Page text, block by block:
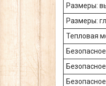
Размеры:
Размеры:
Тепловая